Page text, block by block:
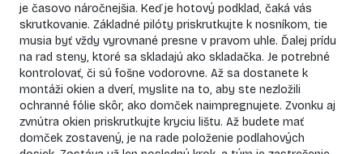
je časovo náročnejšia. Keď je hotový podklad, čaká vás
skrutkovanie. Základné pilóty priskrutkujte k nosníkom, tie
musia byť vždy vyrovnané presne v pravom uhle. Ďalej prídu
na rad steny, ktoré sa skladajú ako skladačka. Je potrebné
kontrolovať, či sú fošne vodorovne. Až sa dostanete k
montáži okien a dverí, myslite na to, aby ste nezložili
ochranné fólie skôr, ako domček naimpregnujete. Zvonku aj
zvnútra okien priskrutkujte kryciu lištu. Až budete mať
domček zostavený, je na rade položenie podlahových